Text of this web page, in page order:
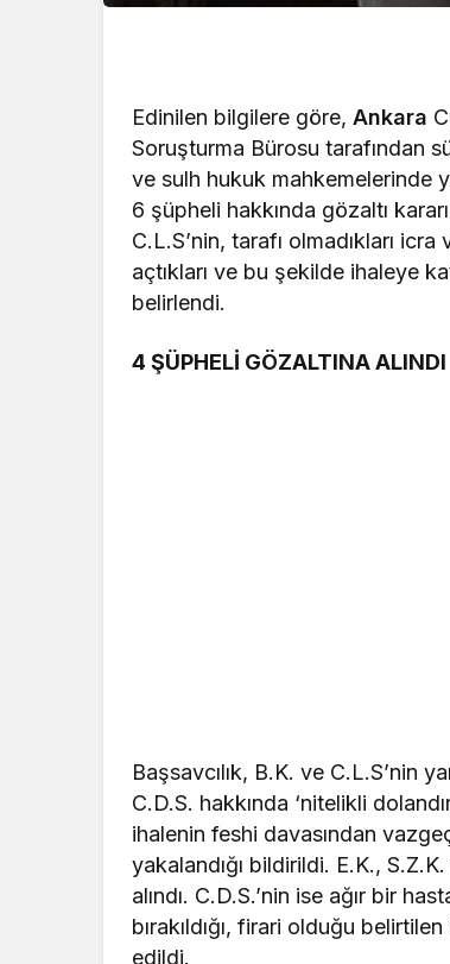
Edinilen bilgilere göre,Ankara
Soruşturma Bürosu tarafından
ve sulh hukuk mahkemelerinde
6 şüpheli hakkında gözaltı
C.L.S’nin, tarafı olmadıkları
açtıkları ve bu şekilde ihaleye
belirlendi.
4 ŞÜPHELİ GÖZALTINA ALINDI
Başsavcılık, B.K. ve C.L.S’nin
C.D.S. hakkında ‘nitelikli
ihalenin feshi davasından
yakalandığı bildirildi. E.K.,
alındı. C.D.S.’nin ise ağır bir
bırakıldığı, firari olduğu
edildi.